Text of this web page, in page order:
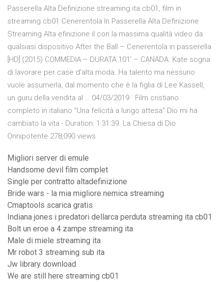
Passerella Alta Definizione streaming ita cb01, film in
streaming cb01 Cenerentola In Passerella Alta Definizione
Streaming Alta efinizione il con la massima qualità video da
qualsiasi dispositivo After the Ball – Cenerentola in passerella
[HD] (2015) COMMEDIA – DURATA 101′ – CANADA. Kate sogna
di lavorare per case d’alta moda. Ha talento ma nessuno
vuole assumerla, dal momento che è la figlia di Lee Kassell,
un guru della vendita al … 04/03/2019 · Film cristiano
completo in italiano "Una felicità a lungo attesa" Dio mi ha
cambiato la vita - Duration: 1:31:39. La Chiesa di Dio
Onnipotente 278,090 views
Migliori server di emule
Handsome devil film complet
Single per contratto altadefinizione
Bride wars - la mia migliore nemica streaming
Cmaptools scarica gratis
Indiana jones i predatori dellarca perduta streaming ita cb01
Bolt un eroe a 4 zampe streaming ita
Male di miele streaming ita
Mr robot 3 streaming sub ita
Jw library download
We are still here streaming cb01